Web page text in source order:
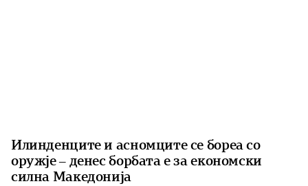
Илинденците и асномците се бореа со
оружје – денес борбата е за економски
силна Македонија